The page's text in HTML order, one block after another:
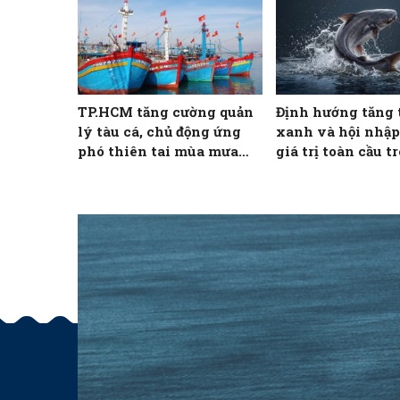
TP.HCM tăng cường quản
lý tàu cá, chủ động ứng
phó thiên tai mùa mưa
Định hướng tăng
xanh và hội
giá trị toàn cầu